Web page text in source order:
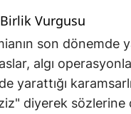
Vurgusu
son dönemde
algı
yarattığı
diyerek sözlerine